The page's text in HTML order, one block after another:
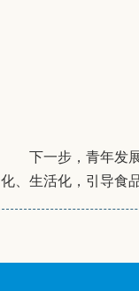
下一步，青年发
化、生活化，引导食